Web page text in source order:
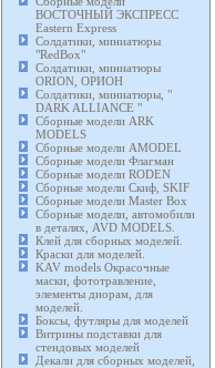
ВОСТОЧНЫЙ ЭКСПРЕСС
Eastern Express
Солдатики, миниатюры
"RedBox"
Солдатики, миниатюры
ORION, ОРИОН
Солдатики, миниатюры, "
DARK ALLIANCE "
Сборные модели ARK
MODELS
Сборные модели AMODEL
Сборные модели Флагман
Сборные модели RODEN
Сборные модели Скиф, SKIF
Сборные модели Master Box
Сборные модели, автомобили
в деталях, AVD MODELS.
Клей для сборных моделей.
Краски для моделей.
KAV models Окрасочные
маски, фототравление,
элементы диорам, для
моделей.
Боксы, футляры для моделей
Витрины подставки для
стендовых моделей
Декали для сборных моделей,